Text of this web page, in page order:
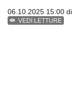
06.10.2025 15:00 di
VEDI LETTURE